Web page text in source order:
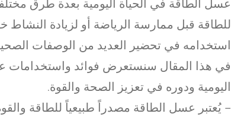
عسل الطاقة في الحياة اليومية بعدة طرق
للطاقة قبل ممارسة الرياضة أو لزيادة النشاط
استخدامه في تحضير العديد من الوصفات
في هذا المقال سنستعرض فوائد واستخدامات
اليومية ودوره في تعزيز الصحة والقوة.
– يُعتبر عسل الطاقة مصدراً طبيعياً للطاقة